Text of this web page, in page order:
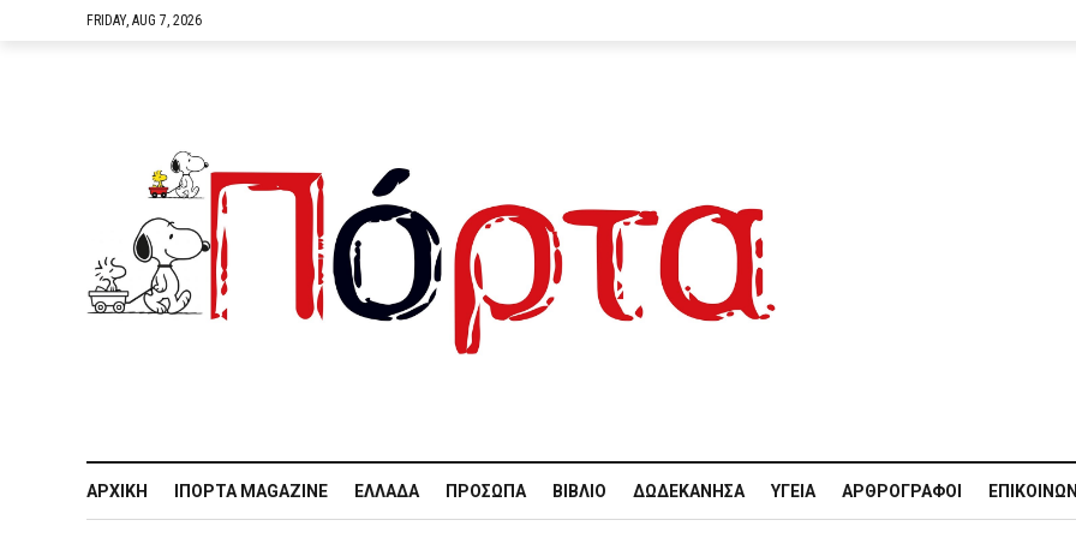
FRIDAY, AUG 7, 2026
ΑΡΧΙΚΉ IΠΌΡΤΑ MAGAZINE ΕΛΛΆΔΑ ΠΡΌΣΩΠΑ ΒΙΒΛΊΟ ΔΩΔΕΚΆΝΗΣΑ ΥΓΕΊΑ ΑΡΘΡΟΓΡΆΦΟΙ